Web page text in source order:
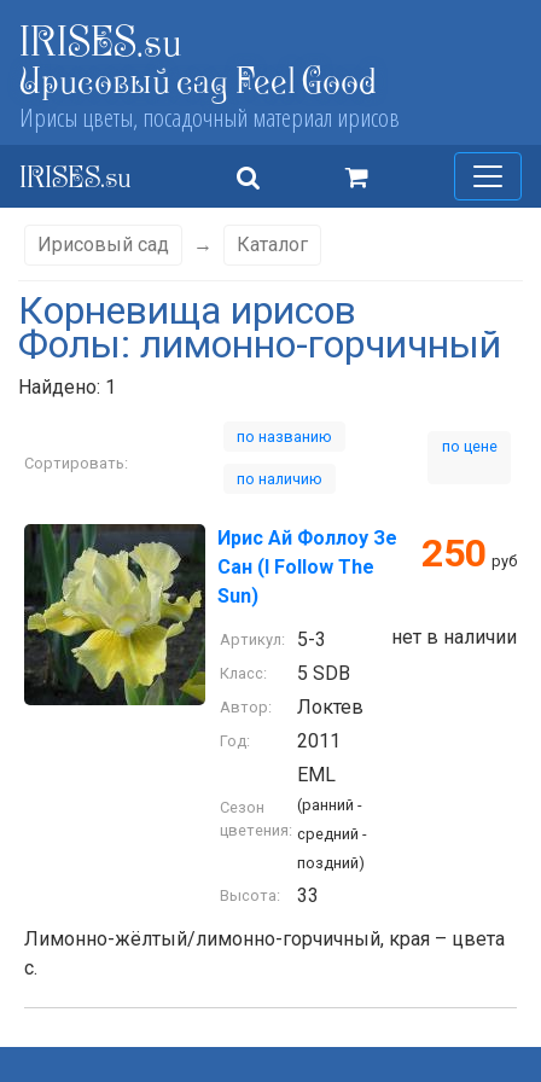
IRISES.su
Ирисовый сад Feel Good
Ирисы цветы, посадочный материал ирисов
IRISES.su
Ирисовый сад → Каталог
Корневища ирисов
Фолы: лимонно-горчичный
Найдено: 1
Сортировать:
по названию
по наличию
по цене
Ирис Ай Фоллоу Зе
Сан (I Follow The
Sun)
250 руб
нет в наличии
Артикул: 5-3
Класс: 5 SDB
Автор: Локтев
Год: 2011
Сезон
цветения:
EML
(ранний -
средний -
поздний)
Высота:
33
Лимонно-жёлтый/лимонно-горчичный, края – цвета
с.